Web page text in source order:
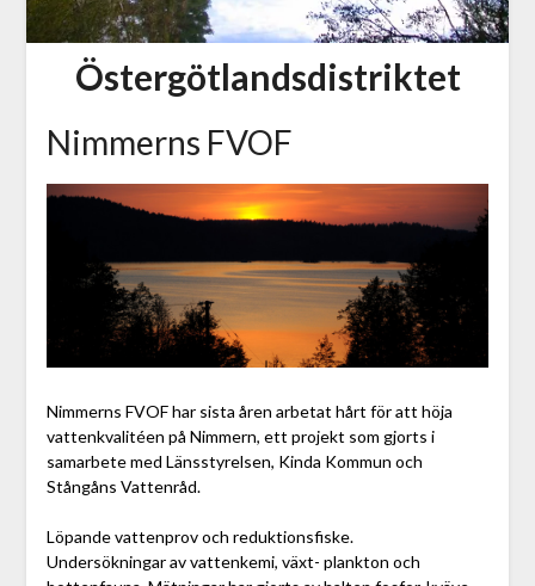
Östergötlandsdistriktet
Nimmerns FVOF
Nimmerns FVOF har sista åren arbetat hårt för att höja
vattenkvalitéen på Nimmern, ett projekt som gjorts i
samarbete med Länsstyrelsen, Kinda Kommun och
Stångåns Vattenråd.
Löpande vattenprov och reduktionsfiske.
Undersökningar av vattenkemi, växt- plankton och